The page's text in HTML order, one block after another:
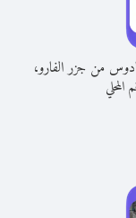
من جزر الفارو،
المحلي